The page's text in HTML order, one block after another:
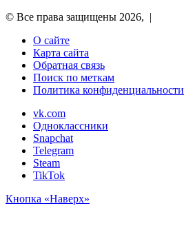
© Все права защищены 2026, |
О сайте
Карта сайта
Обратная связь
Поиск по меткам
Политика конфиденциальности
vk.com
Одноклассники
Snapchat
Telegram
Steam
TikTok
Кнопка «Наверх»